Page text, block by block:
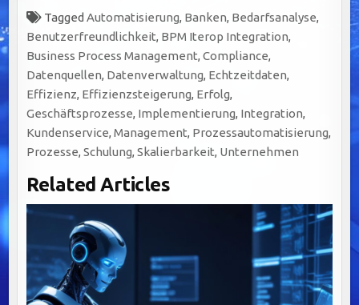
TaggedAutomatisierung, Banken, Bedarfsanalyse,
Benutzerfreundlichkeit, BPM Iterop Integration,
Business Process Management,Compliance,
Datenquellen, Datenverwaltung, Echtzeitdaten,
Effizienz, Effizienzsteigerung, Erfolg,
Geschäftsprozesse, Implementierung, Integration,
Kundenservice,Management, Prozessautomatisierung,
Prozesse,Schulung,Skalierbarkeit, Unternehmen
Related Articles